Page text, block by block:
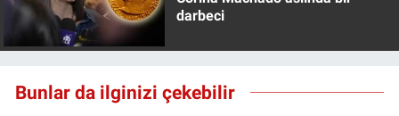
darbeci
Bunlar da ilginizi çekebilir